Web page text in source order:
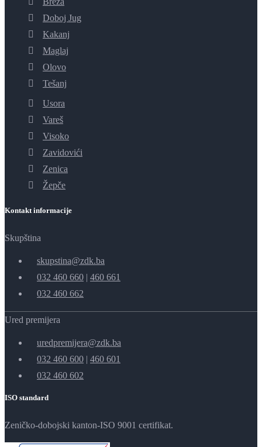
Doboj Jug
Kakanj
Maglaj
Olovo
Tešanj
Usora
Vareš
Visoko
Zavidovići
Zenica
Žepče
Kontakt informacije
Skupština
skupstina@zdk.ba
032 460 660 | 460 661
032 460 662
Ured premijera
uredpremijera@zdk.ba
032 460 600 | 460 601
032 460 602
ISO standard
Zeničko-dobojski kanton-ISO 9001 certifikat.